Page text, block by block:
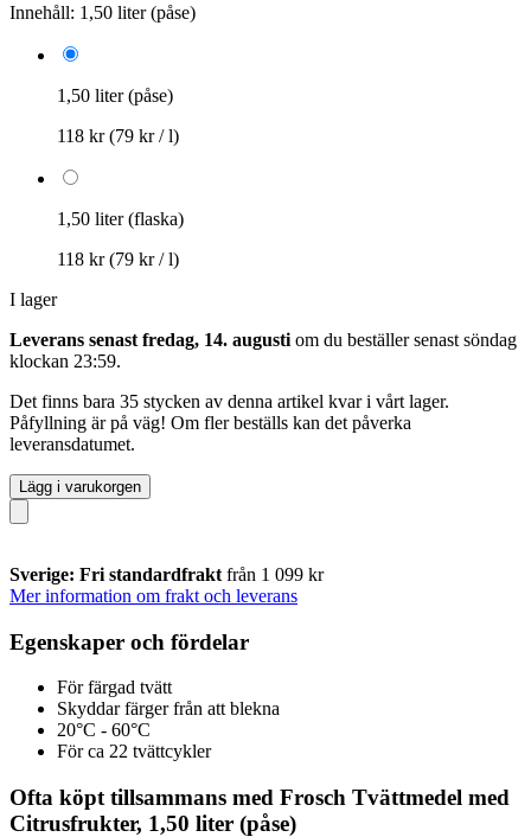
Innehåll: 1,50 liter (påse)
1,50 liter (påse)
118 kr(79 kr / l)
1,50 liter (flaska)
118 kr(79 kr / l)
I lager
Leverans senast fredag, 14. augusti om du beställer senast söndag
klockan 23:59.
Det finns bara 35 stycken av denna artikel kvar i vårt lager.
Påfyllning är på väg! Om fler beställs kan det påverka
leveransdatumet.
Lägg i varukorgen
Sverige: Fri standardfrakt från 1 099 kr
Mer information om frakt och leverans
Egenskaper och fördelar
För färgad tvätt
Skyddar färger från att blekna
20°C - 60°C
För ca 22 tvättcykler
Ofta köpt tillsammans med Frosch Tvättmedel med
Citrusfrukter, 1,50 liter (påse)